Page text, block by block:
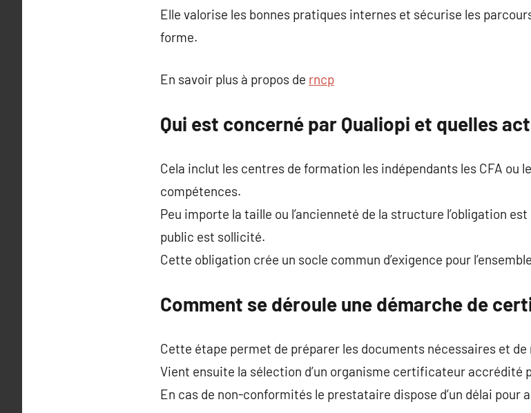
Elle valorise les bonnes pratiques internes et sécurise les
forme.
En savoir plus à propos de rncp
Qui est concerné par Qualiopi et quelles
Cela inclut les centres de formation les indépendants les CFA ou
compétences.
Peu importe la taille ou l’ancienneté de la structure l’obligation
public est sollicité.
Cette obligation crée un socle commun d’exigence pour
Comment se déroule une démarche de
Cette étape permet de préparer les documents nécessaires et
Vient ensuite la sélection d’un organisme certificateur accrédité
En cas de non-conformités le prestataire dispose d’un délai pour